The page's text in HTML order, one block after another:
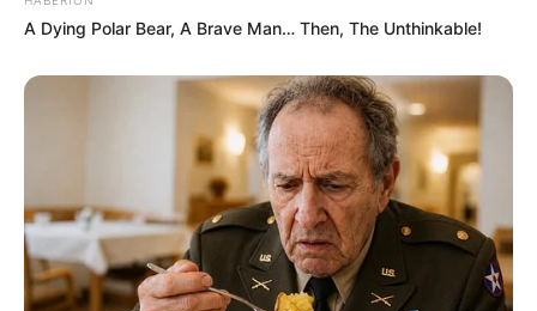
A Dying Polar Bear, A Brave Man… Then, The Unthinkable!